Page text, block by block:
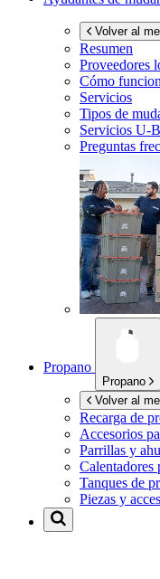
Volver al
Resumen
Proveedores
Cómo
Servicios
Tipos de
Servicios U-
Preguntas
Propano
Propano
Volver al
Recarga de
Accesorios
Parrillas y
Calentadores
Tanques de
Piezas y